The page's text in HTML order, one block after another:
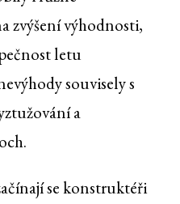
zvýšení výhodnosti,
letu
souvisely s
a
se konstruktéři